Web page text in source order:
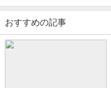
おすすめの記事